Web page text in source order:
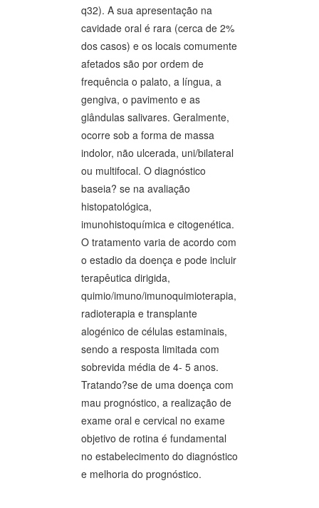
q32). A sua apresentação na
cavidade oral é rara (cerca de 2%
dos casos) e os locais comumente
afetados são por ordem de
frequência o palato, a língua, a
gengiva, o pavimento e as
glândulas salivares. Geralmente,
ocorre sob a forma de massa
indolor, não ulcerada, uni/bilateral
ou multifocal. O diagnóstico
baseia? se na avaliação
histopatológica,
imunohistoquímica e citogenética.
O tratamento varia de acordo com
o estadio da doença e pode incluir
terapêutica dirigida,
quimio/imuno/imunoquimioterapia,
radioterapia e transplante
alogénico de células estaminais,
sendo a resposta limitada com
sobrevida média de 4- 5 anos.
Tratando?se de uma doença com
mau prognóstico, a realização de
exame oral e cervical no exame
objetivo de rotina é fundamental
no estabelecimento do diagnóstico
e melhoria do prognóstico.